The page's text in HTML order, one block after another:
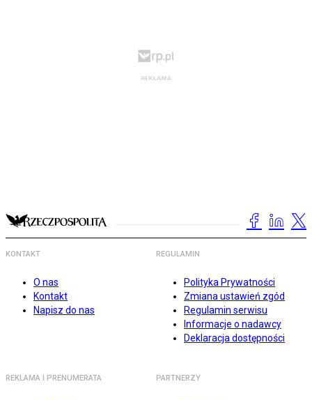
KONTAKT
O nas
Kontakt
Napisz do nas
REGULAMIN
Polityka Prywatności
Zmiana ustawień zgód
Regulamin serwisu
Informacje o nadawcy
Deklaracja dostępności
REKLAMA I PRENUMERATA PARTNERZY